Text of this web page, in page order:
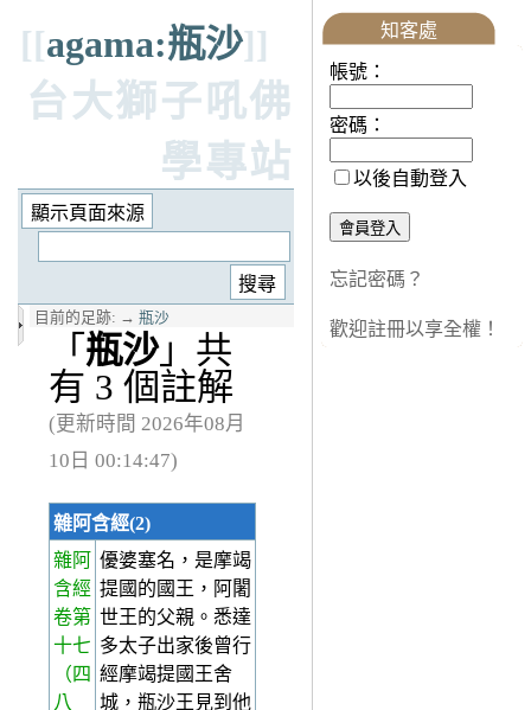
[[agama:瓶沙]]
台大獅子吼佛
學專站
目前的足跡: → 瓶沙
「 瓶沙」共
有 3 個註解
(更新時間 2026年08月
10日 00:14:47)
雜阿含經(2)
雜阿
含經
卷第
十七
（四
八
優婆塞名，是摩竭
提國的國王，阿闍
世王的父親。悉達
多太子出家後曾行
經摩竭提國王舍
城，瓶沙王見到他
知客處
帳號：
密碼：
以後自動登入
忘記密碼？
歡迎註冊以享全權！